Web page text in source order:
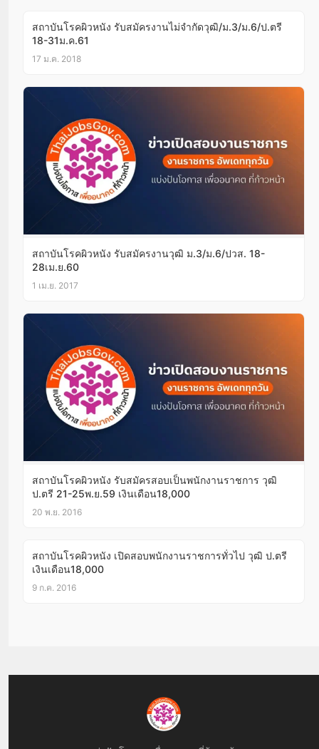
สถาบันโรคผิวหนัง รับสมัครงานไม่จำกัดวุฒิ/ม.3/ม.6/ป.ตรี
18-31ม.ค.61
17 ม.ค. 2018
สถาบันโรคผิวหนัง รับสมัครงานวุฒิ ม.3/ม.6/ปวส. 18-
28เม.ย.60
1 เม.ย. 2017
สถาบันโรคผิวหนัง รับสมัครสอบเป็นพนักงานราชการ วุฒิ
ป.ตรี 21-25พ.ย.59 เงินเดือน18,000
20 พ.ย. 2016
สถาบันโรคผิวหนัง เปิดสอบพนักงานราชการทั่วไป วุฒิ ป.ตรี
เงินเดือน18,000
9 ก.ค. 2016